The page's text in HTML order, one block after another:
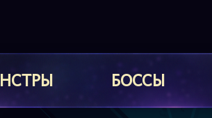
БОССЫ